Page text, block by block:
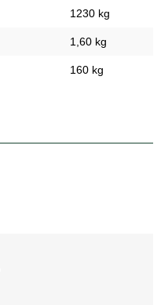
1230 kg
1,60 kg
160 kg